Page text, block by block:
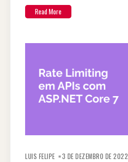
Read More
LUIS FELIPE 3 DE DEZEMBRO DE 2022